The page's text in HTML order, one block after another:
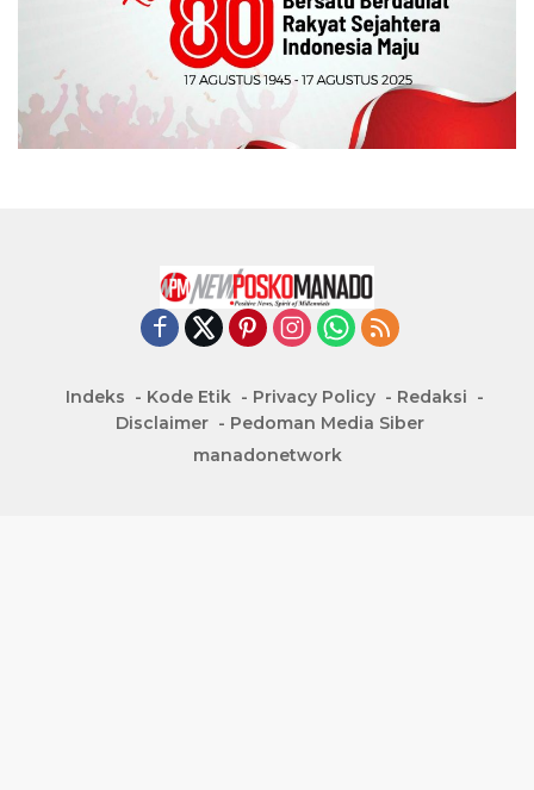
Indeks Kode Etik Privacy Policy
Redaksi
Disclaimer
Pedoman Media Siber
manadonetwork